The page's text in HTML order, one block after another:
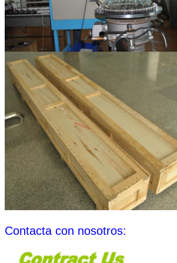
Contacta con nosotros: